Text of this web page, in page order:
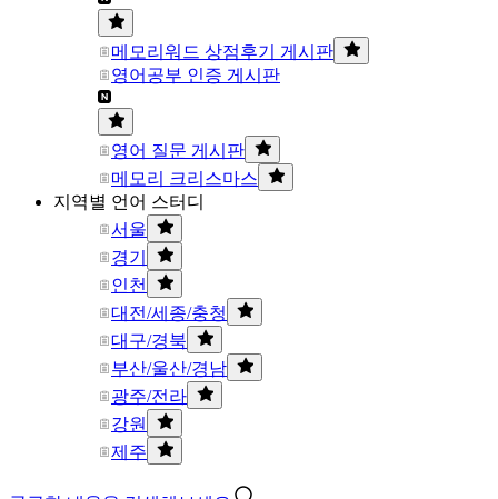
메모리워드 상점후기 게시판
영어공부 인증 게시판
영어 질문 게시판
메모리 크리스마스
지역별 언어 스터디
서울
경기
인천
대전/세종/충청
대구/경북
부산/울산/경남
광주/전라
강원
제주